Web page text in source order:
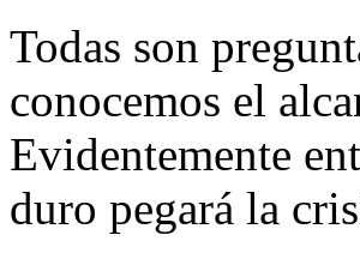
Todas son
conocemos el
Evidentemente
duro pegará la